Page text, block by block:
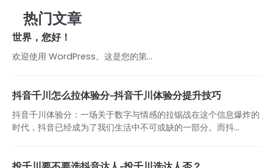
热门文章
世界，您好！
欢迎使用 WordPress。这是您的第…
抖音千川怎么拉体验分-抖音千川体验分提升技巧
抖音千川体验分：一场关于数字与情感的拉锯战在这个信息爆炸的
时代，抖音已经成为了我们生活中不可或缺的一部分。而抖...